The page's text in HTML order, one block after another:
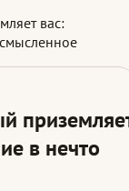
вас:
в нечто